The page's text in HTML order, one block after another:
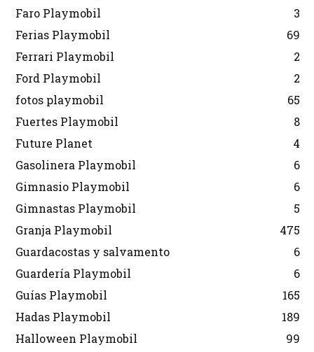
Faro Playmobil
3
Ferias Playmobil
69
Ferrari Playmobil
2
Ford Playmobil
2
fotos playmobil
65
Fuertes Playmobil
8
Future Planet
4
Gasolinera Playmobil
6
Gimnasio Playmobil
6
Gimnastas Playmobil
5
Granja Playmobil
475
Guardacostas y salvamento
6
Guardería Playmobil
6
Guías Playmobil
165
Hadas Playmobil
189
Halloween Playmobil
99